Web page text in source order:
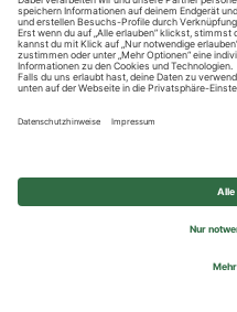
© 2026 REWE